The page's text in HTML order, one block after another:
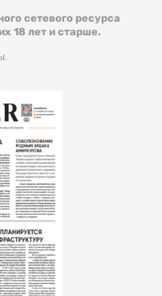
сетевого ресурса
18 лет и старше.